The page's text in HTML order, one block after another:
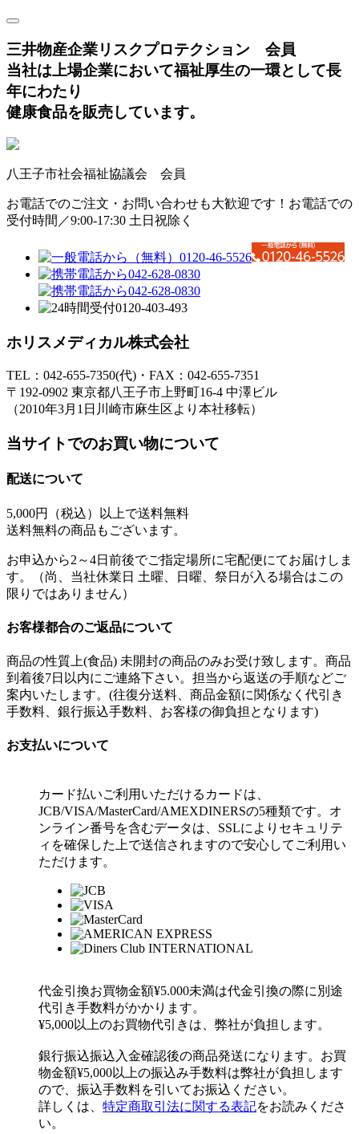
三井物産企業リスクプロテクション 会員
当社は上場企業において福祉厚生の一環として長
年にわたり
健康食品を販売しています。
八王子市社会福祉協議会 会員
お電話でのご注文・お問い合わせも大歓迎です！ お電話での
受付時間／9:00-17:30 土日祝除く
ホリスメディカル株式会社
TEL：042-655-7350(代)・FAX：042-655-7351
〒192-0902 東京都八王子市上野町16-4 中澤ビル
（2010年3月1日川崎市麻生区より本社移転）
当サイトでのお買い物について
配送について
5,000円（税込）以上で送料無料
送料無料の商品もございます。
お申込から2～4日前後でご指定場所に宅配便にてお届けしま
す。（尚、当社休業日 土曜、日曜、祭日が入る場合はこの
限りではありません）
お客様都合のご返品について
商品の性質上(食品) 未開封の商品のみお受け致します。商品
到着後7日以内にご連絡下さい。担当から返送の手順などご
案内いたします。(往復分送料、商品金額に関係なく代引き
手数料、銀行振込手数料、お客様の御負担となります)
お支払いについて
カード払いご利用いただけるカードは、
JCB/VISA/MasterCard/AMEXDINERSの5種類です。オ
ンライン番号を含むデータは、SSLによりセキュリテ
ィを確保した上で送信されますので安心してご利用い
ただけます。
代金引換お買物金額¥5.000未満は代金引換の際に別途
代引き手数料がかかります。
¥5,000以上のお買物代引きは、弊社が負担します。
銀行振込振込入金確認後の商品発送になります。お買
物金額¥5,000以上の振込み手数料は弊社が負担します
ので、振込手数料を引いてお振込ください。
詳しくは、 特定商取引法に関する表記をお読みくださ
い。